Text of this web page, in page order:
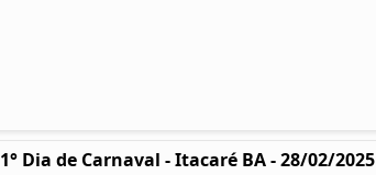
1° Dia de Carnaval - Itacaré BA - 28/02/2025